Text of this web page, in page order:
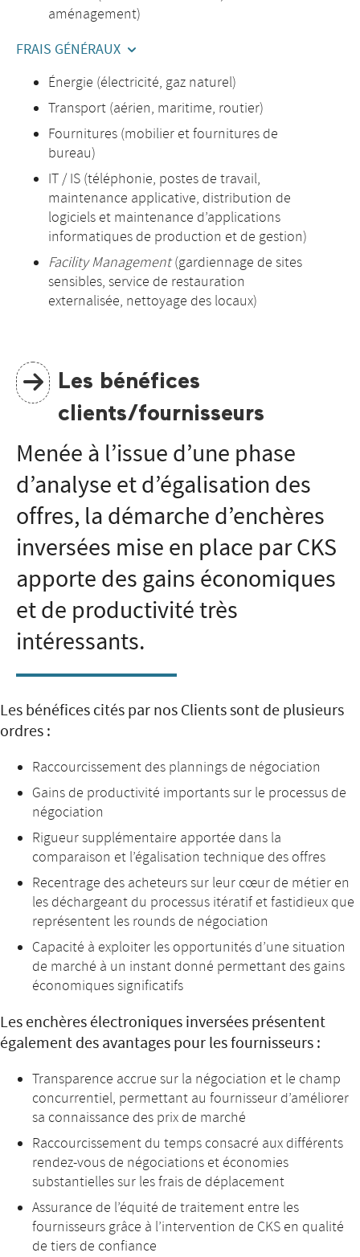
aménagement)
FRAIS GÉNÉRAUX
Énergie (électricité, gaz naturel)
Transport (aérien, maritime, routier)
Fournitures (mobilier et fournitures de
bureau)
IT / IS (téléphonie, postes de travail,
maintenance applicative, distribution de
logiciels et maintenance d’applications
informatiques de production et de gestion)
Facility Management(gardiennage de sites
sensibles, service de restauration
externalisée, nettoyage des locaux)
Les bénéfices
clients/fournisseurs
Menée à l’issue d’une phase
d’analyse et d’égalisation des
offres, la démarche d’enchères
inversées mise en place par CKS
apporte des gains économiques
et de productivité très
intéressants.
Les bénéfices cités par nos Clients sont de plusieurs
ordres :
Raccourcissement des plannings de négociation
Gains de productivité importants sur le processus de
négociation
Rigueur supplémentaire apportée dans la
comparaison et l’égalisation technique des offres
Recentrage des acheteurs sur leur cœur de métier en
les déchargeant du processus itératif et fastidieux que
représentent les rounds de négociation
Capacité à exploiter les opportunités d’une situation
de marché à un instant donné permettant des gains
économiques significatifs
Les enchères électroniques inversées présentent
également des avantages pour les fournisseurs :
Transparence accrue sur la négociation et le champ
concurrentiel, permettant au fournisseur d’améliorer
sa connaissance des prix de marché
Raccourcissement du temps consacré aux différents
rendez-vous de négociations et économies
substantielles sur les frais de déplacement
Assurance de l’équité de traitement entre les
fournisseurs grâce à l’intervention de CKS en qualité
de tiers de confiance